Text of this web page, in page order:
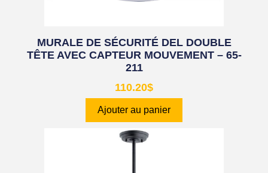
MURALE DE SÉCURITÉ DEL DOUBLE
TÊTE AVEC CAPTEUR MOUVEMENT – 65-
211
110.20$
Ajouter au panier